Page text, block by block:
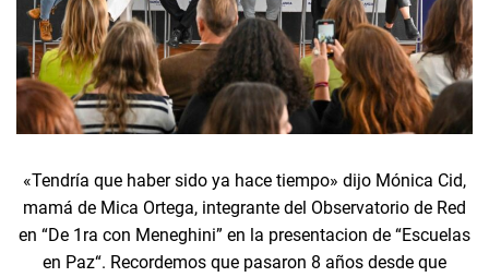
«Tendría que haber sido ya hace tiempo» dijo Mónica Cid,
mamá de Mica Ortega, integrante del Observatorio de Red
en “De 1ra con Meneghini” en la presentacion de “Escuelas
en Paz“. Recordemos que pasaron 8 años desde que